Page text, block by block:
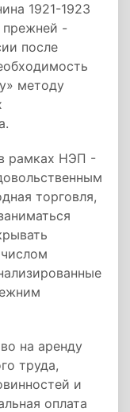
1921-1923
прежней -
после
методу
рамках НЭП -
торговля,
на аренду
труда,
и
оплата